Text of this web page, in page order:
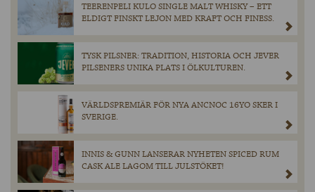
TEERENPELI KULO SINGLE MALT WHISKY – ETT
ELDIGT FINSKT LEJON MED KRAFT OCH FINESS.
TYSK PILSNER: TRADITION, HISTORIA OCH JEVER
PILSENERS UNIKA PLATS I ÖLKULTUREN.
VÄRLDSPREMIÄR FÖR NYA ANCNOC 16YO SKER I
SVERIGE.
INNIS & GUNN LANSERAR NYHETEN SPICED RUM
CASK ALE LAGOM TILL JULSTÖKET!